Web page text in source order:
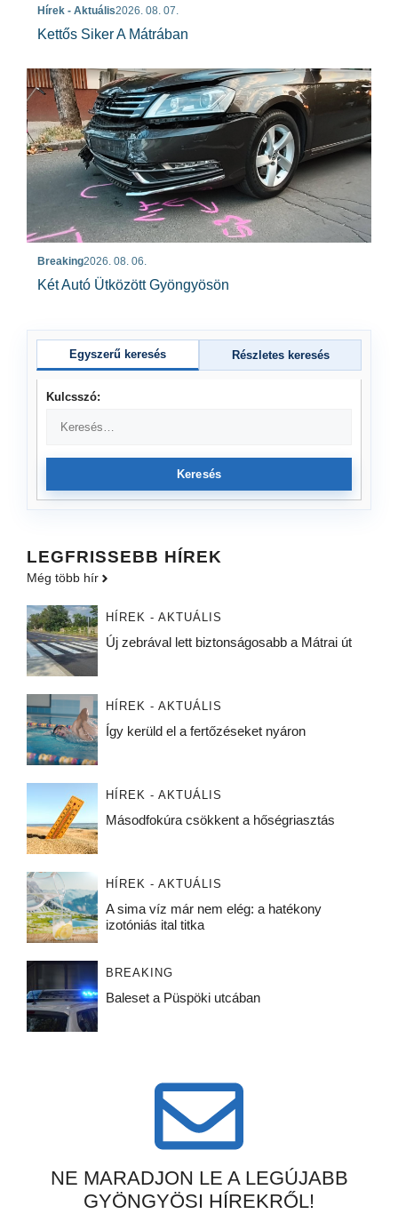
Hírek - Aktuális2026. 08. 07.
Kettős Siker A Mátrában
Breaking2026. 08. 06.
Két Autó Ütközött Gyöngyösön
Egyszerű keresés Részletes keresés
Kulcsszó:
Keresés
LEGFRISSEBB HÍREK
Még több hír
HÍREK - AKTUÁLIS
Új zebrával lett biztonságosabb a Mátrai út
HÍREK - AKTUÁLIS
Így kerüld el a fertőzéseket nyáron
HÍREK - AKTUÁLIS
Másodfokúra csökkent a hőségriasztás
HÍREK - AKTUÁLIS
A sima víz már nem elég: a hatékony
izotóniás ital titka
BREAKING
Baleset a Püspöki utcában
NE MARADJON LE A LEGÚJABB
GYÖNGYÖSI HÍREKRŐL!